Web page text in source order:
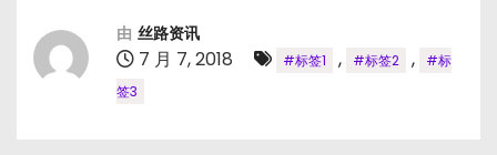
由 丝路资讯
7 月 7, 2018 #标签1 , #标签2 ,
#标
签3